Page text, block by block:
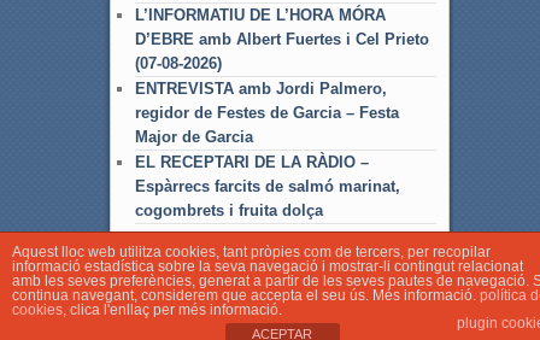
L’INFORMATIU DE L’HORA MÓRA
D’EBRE amb Albert Fuertes i Cel Prieto
(07-08-2026)
ENTREVISTA amb Jordi Palmero,
regidor de Festes de Garcia – Festa
Major de Garcia
EL RECEPTARI DE LA RÀDIO –
Espàrrecs farcits de salmó marinat,
cogombrets i fruita dolça
© Associació Local de Ràdio Móra d'Ebre
Aquest lloc web utilitza cookies, tant pròpies com de tercers, per recopilar
informació estadística sobre la seva navegació i mostrar-li contingut relacionat
amb les seves preferències, generat a partir de les seves pautes de navegació.
continua navegant, considerem que accepta el seu ús. Més informació. política
cookies, clica l'enllaç per més informació.
plugin
ACEPTAR